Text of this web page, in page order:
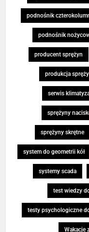
podnośnik
podnośnik
producent sprężyn
produkcja
serwis
sprężyny
sprężyny skrętne
system do geometrii kół
systemy scada
test wiedzy
testy psychologiczne
Wakacje